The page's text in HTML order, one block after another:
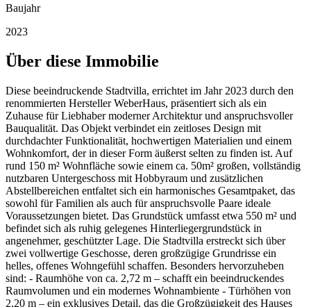
Baujahr
2023
Über diese Immobilie
Diese beeindruckende Stadtvilla, errichtet im Jahr 2023 durch den
renommierten Hersteller WeberHaus, präsentiert sich als ein
Zuhause für Liebhaber moderner Architektur und anspruchsvoller
Bauqualität. Das Objekt verbindet ein zeitloses Design mit
durchdachter Funktionalität, hochwertigen Materialien und einem
Wohnkomfort, der in dieser Form äußerst selten zu finden ist. Auf
rund 150 m² Wohnfläche sowie einem ca. 50m² großen, vollständig
nutzbaren Untergeschoss mit Hobbyraum und zusätzlichen
Abstellbereichen entfaltet sich ein harmonisches Gesamtpaket, das
sowohl für Familien als auch für anspruchsvolle Paare ideale
Voraussetzungen bietet. Das Grundstück umfasst etwa 550 m² und
befindet sich als ruhig gelegenes Hinterliegergrundstück in
angenehmer, geschützter Lage. Die Stadtvilla erstreckt sich über
zwei vollwertige Geschosse, deren großzügige Grundrisse ein
helles, offenes Wohngefühl schaffen. Besonders hervorzuheben
sind: - Raumhöhe von ca. 2,72 m – schafft ein beeindruckendes
Raumvolumen und ein modernes Wohnambiente - Türhöhen von
2,20 m – ein exklusives Detail, das die Großzügigkeit des Hauses